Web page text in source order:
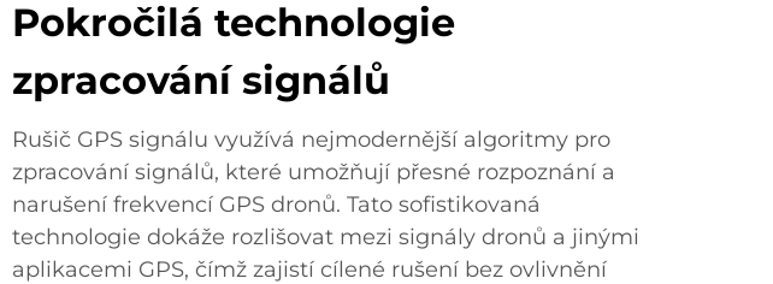
Pokročilá technologie
zpracování signálů
Rušič GPS signálu využívá nejmodernější algoritmy pro
zpracování signálů, které umožňují přesné rozpoznání a
narušení frekvencí GPS dronů. Tato sofistikovaná
technologie dokáže rozlišovat mezi signály dronů a jinými
aplikacemi GPS, čímž zajistí cílené rušení bez ovlivnění